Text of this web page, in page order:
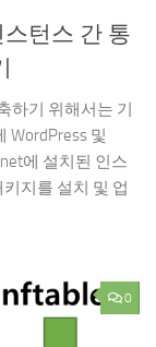
턴스 간 통
하기 위해서는 기
WordPress 및
에 설치된 인스
지를 설치 및 업
0